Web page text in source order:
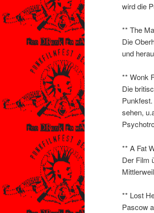
wird die
** The
Die
und
** Wonk
Die
sehen,
** A Fat
Der Film
** Lost
Pascow